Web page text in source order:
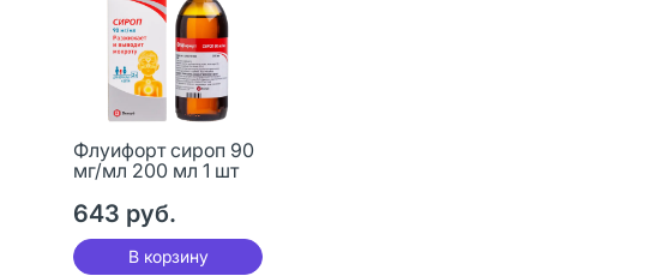
Флуифорт сироп 90
мг/мл 200 мл 1 шт
643 руб.
В корзину